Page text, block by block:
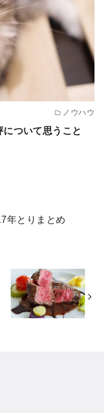
ノウハウ
ついて思うこと
年とりまとめ